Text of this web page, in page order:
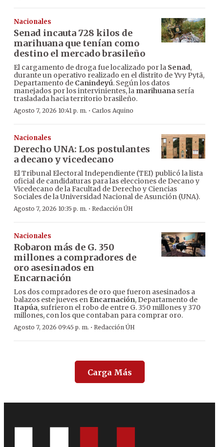
Nacionales
Senad incauta 728 kilos de
marihuana que tenían como
destino el mercado brasileño
El cargamento de droga fue localizado por la Senad,
durante un operativo realizado en el distrito de Yvy Pytã,
Departamento de Canindeyú. Según los datos
manejados por los intervinientes, la marihuana sería
trasladada hacia territorio brasileño.
Agosto 7, 2026 10:41 p. m. · Carlos Aquino
Nacionales
Derecho UNA: Los postulantes
a decano y vicedecano
El Tribunal Electoral Independiente (TEI) publicó la lista
oficial de candidaturas para las elecciones de Decano y
Vicedecano de la Facultad de Derecho y Ciencias
Sociales de la Universidad Nacional de Asunción (UNA).
Agosto 7, 2026 10:35 p. m. · Redacción ÚH
Nacionales
Robaron más de G. 350
millones a compradores de
oro asesinados en
Encarnación
Los dos compradores de oro que fueron asesinados a
balazos este jueves en Encarnación, Departamento de
Itapúa, sufrieron el robo de entre G. 350 millones y 370
millones, con los que contaban para comprar oro.
Agosto 7, 2026 09:45 p. m. · Redacción ÚH
Carga Más